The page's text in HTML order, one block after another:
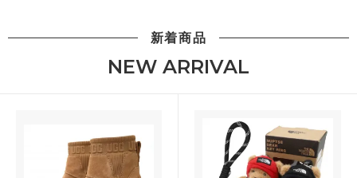
新着商品
NEW ARRIVAL